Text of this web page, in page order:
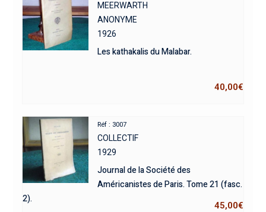
MEERWARTH
ANONYME
1926
Les kathakalis du Malabar.
40,00€
Réf : 3007
COLLECTIF
1929
Journal de la Société des
Américanistes de Paris. Tome 21 (fasc.
2).
45,00€